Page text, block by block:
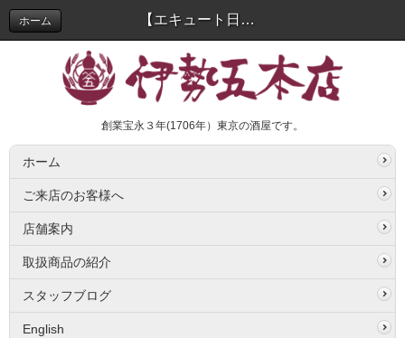
【エキュート日暮里】伊勢五本店コラボスイーツ10/24(日)まで販売中！ | スタッフブログ
ホーム
創業宝永３年(1706年）東京の酒屋です。
ホーム
ご来店のお客様へ
店舗案内
取扱商品の紹介
スタッフブログ
English